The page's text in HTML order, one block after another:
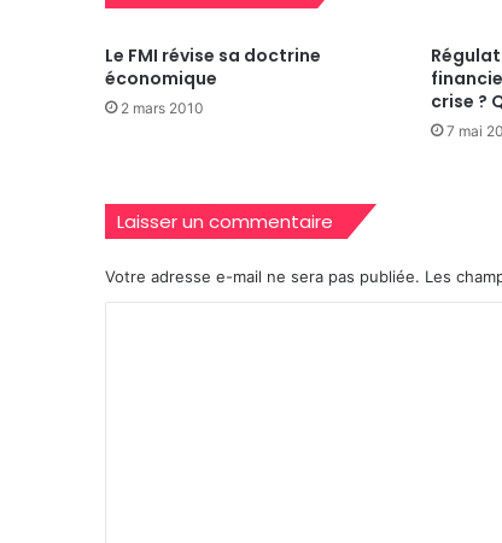
Le FMI révise sa doctrine
économique
2 mars 2010
crise ?
7 mai
Laisser un commentaire
Votre adresse e-mail ne sera pas publiée. Les